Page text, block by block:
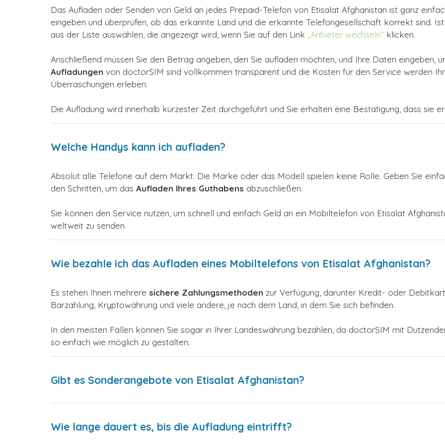
Das Aufladen oder Senden von Geld an jedes Prepaid-Telefon von Etisalat Afghanistan ist ganz
eingeben und überprüfen, ob das erkannte Land und die erkannte Telefongesellschaft korrekt sind.
aus der Liste auswählen, die angezeigt wird, wenn Sie auf den Link
„Anbieter wechseln” klicken.
Anschließend müssen Sie den Betrag angeben, den Sie aufladen möchten, und Ihre Daten eingeben,
Aufladungen von doctorSIM sind vollkommen transparent und die Kosten für den Service werden
Überraschungen erleben.
Die Aufladung wird innerhalb kürzester Zeit durchgeführt und Sie erhalten eine Bestätigung, dass sie
Welche Handys kann ich aufladen?
Absolut alle Telefone auf dem Markt. Die Marke oder das Modell spielen keine Rolle. Geben Sie
den Schritten, um das Aufladen Ihres Guthabens abzuschließen.
Sie können den Service nutzen, um schnell und einfach Geld an ein Mobiltelefon von Etisalat
weltweit zu senden.
Wie bezahle ich das Aufladen eines Mobiltelefons von Etisalat Afghanistan?
Es stehen Ihnen mehrere sichere Zahlungsmethoden zur Verfügung, darunter Kredit- oder
Barzahlung, Kryptowährung und viele andere, je nach dem Land, in dem Sie sich befinden.
In den meisten Fällen können Sie sogar in Ihrer Landeswährung bezahlen, da doctorSIM mit
so einfach wie möglich zu gestalten.
Gibt es Sonderangebote von Etisalat Afghanistan?
Wie lange dauert es, bis die Aufladung eintrifft?